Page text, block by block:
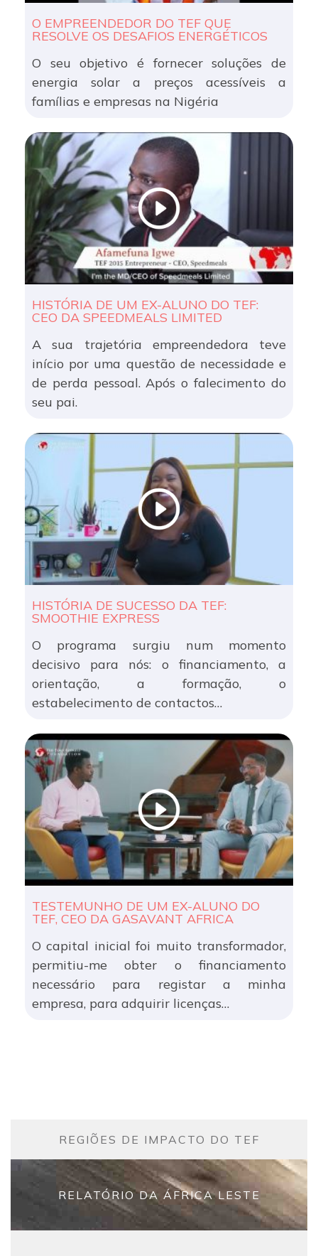
O EMPREENDEDOR DO TEF QUE
RESOLVE OS DESAFIOS ENERGÉTICOS
O seu objetivo é fornecer soluções de
energia solar a preços acessíveis a
famílias e empresas na Nigéria
HISTÓRIA DE UM EX-ALUNO DO TEF:
CEO DA SPEEDMEALS LIMITED
A sua trajetória empreendedora teve
início por uma questão de necessidade e
de perda pessoal. Após o falecimento do
seu pai.
HISTÓRIA DE SUCESSO DA TEF:
SMOOTHIE EXPRESS
O programa surgiu num momento
decisivo para nós: o financiamento, a
orientação, a formação, o
estabelecimento de contactos…
TESTEMUNHO DE UM EX-ALUNO DO
TEF, CEO DA GASAVANT AFRICA
O capital inicial foi muito transformador,
permitiu-me obter o financiamento
necessário para registar a minha
empresa, para adquirir licenças…
REGIÕES DE IMPACTO DO TEF
RELATÓRIO DA ÁFRICA LESTE